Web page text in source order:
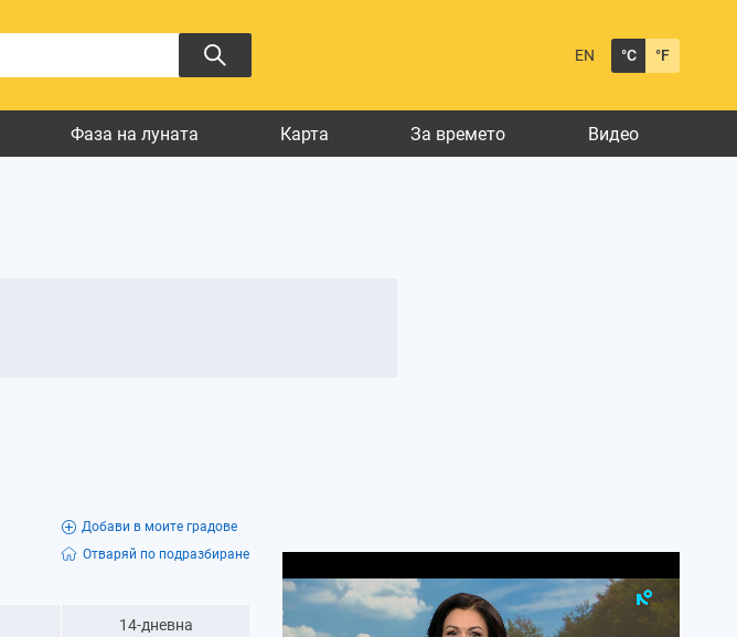
EN °C °F
Фаза на луната Карта За времето Видео
Добави в моите градове
Отваряй по подразбиране
14-дневна